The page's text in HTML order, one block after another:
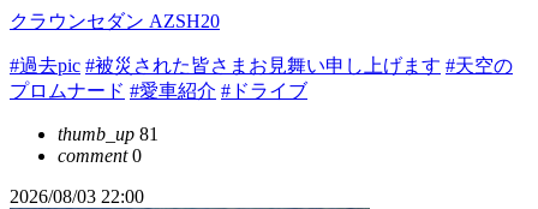
クラウンセダン AZSH20
#過去pic #被災された皆さまお見舞い申し上げます #天空の
プロムナード #愛車紹介 #ドライブ
thumb_up 81
comment0
2026/08/03 22:00